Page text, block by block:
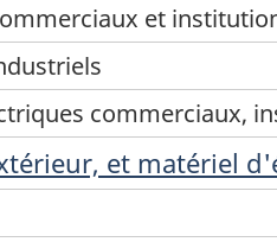
et
commerciaux,
et matériel